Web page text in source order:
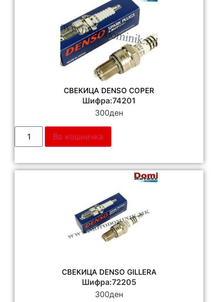
СВЕКИЦА DENSO COPER
Шифра:74201
300ден
Во кошничка
СВЕКИЦА DENSO GILLERA
Шифра:72205
300ден